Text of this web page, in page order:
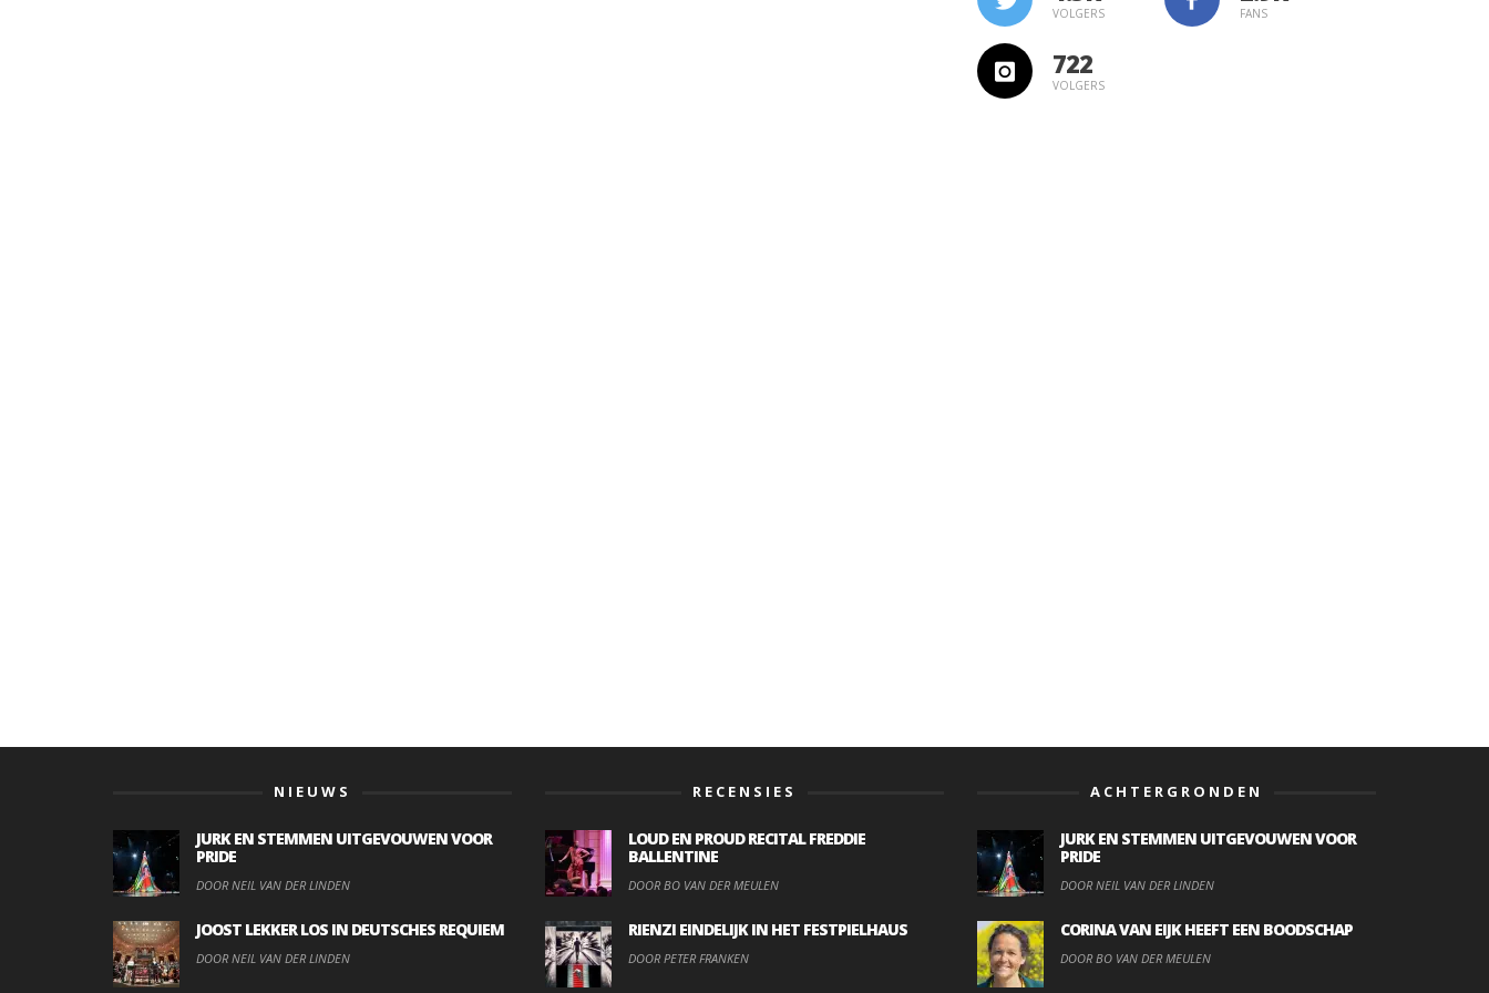
VOLGERS FANS
722
VOLGERS
NIEUWS
JURK EN STEMMEN UITGEVOUWEN VOOR
PRIDE
DOOR NEIL VAN DER LINDEN
JOOST LEKKER LOS IN DEUTSCHES REQUIEM
DOOR NEIL VAN DER LINDEN
RECENSIES
LOUD EN PROUD RECITAL FREDDIE
BALLENTINE
DOOR BO VAN DER MEULEN
RIENZI EINDELIJK IN HET FESTPIELHAUS
DOOR PETER FRANKEN
ACHTERGRONDEN
JURK EN STEMMEN UITGEVOUWEN VOOR
PRIDE
DOOR NEIL VAN DER LINDEN
CORINA VAN EIJK HEEFT EEN BOODSCHAP
DOOR BO VAN DER MEULEN